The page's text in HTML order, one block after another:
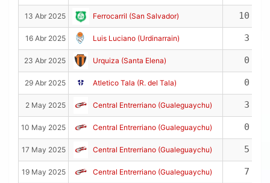
13 Abr 2025 Ferrocarril (San Salvador) 10
16 Abr 2025 Luis Luciano (Urdinarrain) 3
23 Abr 2025 Urquiza (Santa Elena) 0
29 Abr 2025 Atletico Tala (R. del Tala) 0
2 May 2025 Central Entrerriano (Gualeguaychu) 3
10 May 2025 Central Entrerriano (Gualeguaychu) 0
17 May 2025 Central Entrerriano (Gualeguaychu) 5
19 May 2025 Central Entrerriano (Gualeguaychu) 7